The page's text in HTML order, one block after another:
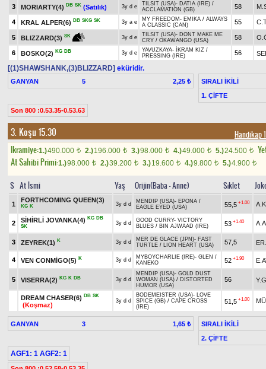
3 MORIARTY(4) DB SK (Satılık) 3y d e TILSIT (USA)- DATIA (IRE) /
ACCLAMATION (GB)
58
4 KRAL ALPER(6) DB SKG SK 3y a e MY FREEDOM - EMIKA / ALWAYS
A CLASSIC (CAN)
55
5 BLIZZARD(3) SK 3y d e TILSIT (USA)- DONT MAKE ME
CRY / OKAWANGO (USA) 58
6 BOSKO(2) KG DB 3y d e YAVUZKAYA- İKRAM KIZ /
PRESSING (IRE)
56
[(1)SHAWSHANK,(3)BLIZZARD] eküridir.
GANYAN 5 2,25 ₺
SIRALI İKİLİ
1. ÇİFTE
Son 800 :0.53.35-0.53.63
3. Koşu 15.30 Handikap
Ikramiye:1.)490.000 t 2.)196.000 t 3.)98.000 t 4.)49.000 t 5.)24.500 t
At Sahibi Primi:1.)98.000 t 2.)39.200 t 3.)19.600 t 4.)9.800 t 5.)4.900 t
S At İsmi Yaş Orijin(Baba - Anne) Sıklet
1
FORTHCOMING QUEEN(3)
KG K 3y d d MENDIP (USA)- EPONA /
EAGLE EYED (USA)
55,5 +1.00
2 SİHİRLİ JOVANKA(4) KG DB
SK
3y d d GOOD CURRY- VICTORY
BLUES / BIN AJWAAD (IRE) 53 +1.40
3 ZEYREK(1) K 3y d d MER DE GLACE (JPN)- FAST
TURTLE / LION HEART (USA) 57,5
4 VEN CONMİGO(5) K 3y d d MYBOYCHARLIE (IRE)- GLEN /
KANEKO
52 +1.90
5 VISERRA(2) KG K DB 3y d d
MENDIP (USA)- GOLD DUST
WOMAN (USA) / DISTORTED
HUMOR (USA)
56
DREAM CHASER(6) DB SK
(Koşmaz)
3y d d
BODEMEISTER (USA)- LOVE
SPICE (GB) / CAPE CROSS
(IRE)
51,5 +1.00
GANYAN 3 1,65 ₺
SIRALI İKİLİ
2. ÇİFTE
AGF1: 1 AGF2: 1